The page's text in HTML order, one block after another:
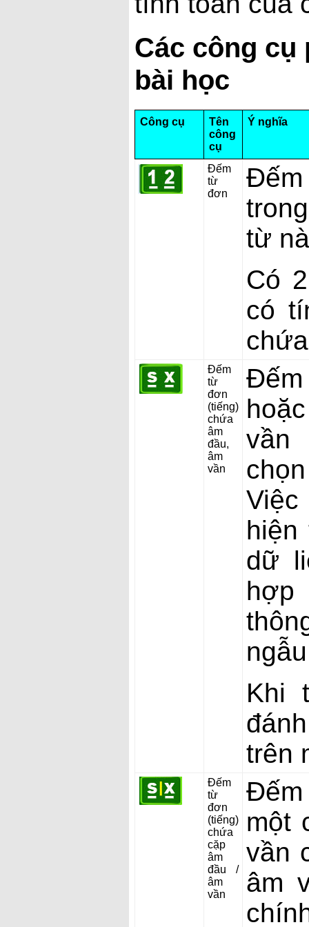
Các công cụ
bài học
Công cụ
Tên
công
cụ
Ý nghĩa
Đếm
từ
đơn
từ
Có
có
Đếm
từ
đơn
(tiếng)
chứa
âm
đầu,
âm
vần
vần
Việc
hiện
dữ
Khi
trên
Đếm
từ
đơn
(tiếng)
chứa
cặp
âm
đầu /
âm
vần
một
vần
âm